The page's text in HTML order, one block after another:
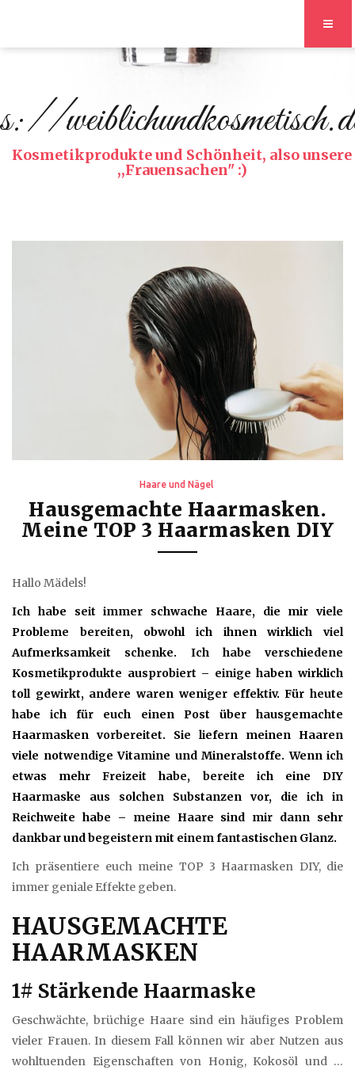
s://
Kosmetikprodukte und Schönheit, also unsere
,,Frauensachen" :)
Haare und Nägel
Hausgemachte Haarmasken.
Meine TOP 3 Haarmasken DIY
Hallo Mädels!
Ich habe seit immer schwache Haare, die mir viele
Probleme bereiten, obwohl ich ihnen wirklich viel
Aufmerksamkeit schenke. Ich habe verschiedene
Kosmetikprodukte ausprobiert – einige haben wirklich
toll gewirkt, andere waren weniger effektiv. Für heute
habe ich für euch einen Post über hausgemachte
Haarmasken vorbereitet. Sie liefern meinen Haaren
viele notwendige Vitamine und Mineralstoffe. Wenn ich
etwas mehr Freizeit habe, bereite ich eine DIY
Haarmaske aus solchen Substanzen vor, die ich in
Reichweite habe – meine Haare sind mir dann sehr
dankbar und begeistern mit einem fantastischen Glanz.
Ich präsentiere euch meine TOP 3 Haarmasken DIY, die
immer geniale Effekte geben.
HAUSGEMACHTE
HAARMASKEN
1# Stärkende Haarmaske
Geschwächte, brüchige Haare sind ein häufiges Problem
vieler Frauen. In diesem Fall können wir aber Nutzen aus
wohltuenden Eigenschaften von Honig, Kokosöl und …